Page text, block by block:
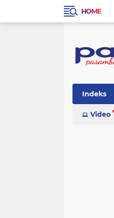
HOME
Indeks
Musik
Video